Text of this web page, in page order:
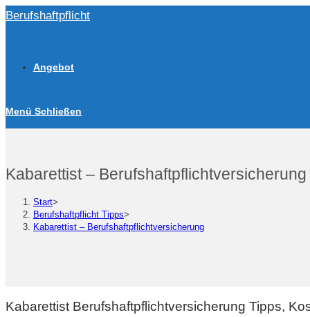
Zum
Berufshaftpflicht
Angebot
Menü Schließen
Kabarettist – Berufshaftpflichtversicherung
Start>
Berufshaftpflicht Tipps>
Kabarettist – Berufshaftpflichtversicherung
Kabarettist Berufshaftpflichtversicherung Tipps,